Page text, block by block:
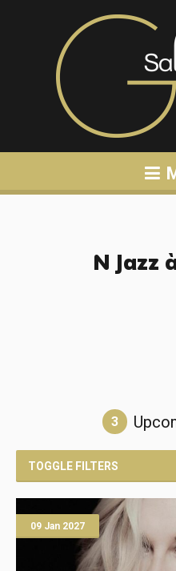
N Jazz
3
TOGGLE FILTERS
09 Jan 2027